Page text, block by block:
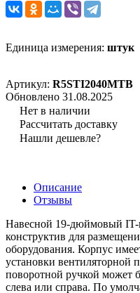
Единица измерения: штук
Артикул: R5STI2040MTB
Обновлено 31.08.2025
Нет в наличии
Рассчитать доставку
Нашли дешевле?
Описание
Отзывы
Навесной 19-дюймовый IT-
конструктив для
оборудования. Корпус
установки вентиляторной
поворотной ручкой может
слева или справа. По